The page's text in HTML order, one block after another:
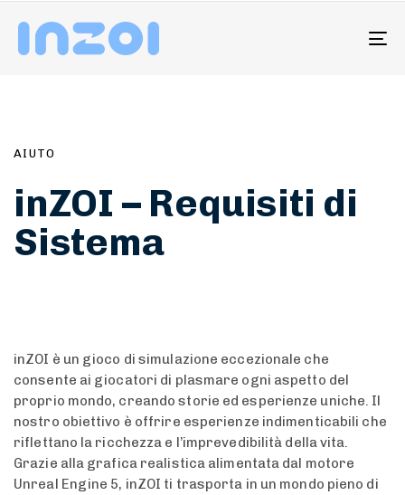
AIUTO
inZOI – Requisiti di
Sistema
inZOI è un gioco di simulazione eccezionale che
consente ai giocatori di plasmare ogni aspetto del
proprio mondo, creando storie ed esperienze uniche. Il
nostro obiettivo è offrire esperienze indimenticabili che
riflettano la ricchezza e l’imprevedibilità della vita.
Grazie alla grafica realistica alimentata dal motore
Unreal Engine 5, inZOI ti trasporta in un mondo pieno di